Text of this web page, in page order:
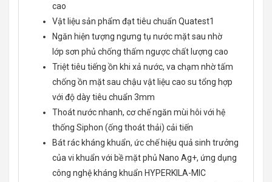
cao
Vật liệu sản phẩm đạt tiêu chuẩn Quatest1
Ngăn hiện tượng ngưng tụ nước mặt sau nhờ
lớp sơn phủ chống thấm ngược chất lượng cao
Triệt tiêu tiếng ồn khi xả nước, va chạm nhờ tấm
chống ồn mặt sau chậu vật liệu cao su tổng hợp
với độ dày tiêu chuẩn 3mm
Thoát nước nhanh, cơ chế ngăn mùi hôi với hệ
thống Siphon (ống thoát thải) cải tiến
Bát rác kháng khuẩn, ức chế hiệu quả sinh trưởng
của vi khuẩn với bề mặt phủ Nano Ag+, ứng dụng
công nghệ kháng khuẩn HYPERKILA-MIC